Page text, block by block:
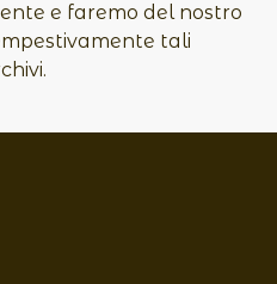
e faremo del nostro
tali